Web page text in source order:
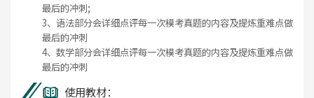
最后的冲刺;
3、语法部分会详细点评每一次模考真题的内容及提炼重难点做
最后的冲刺
4、数学部分会详细点评每一次模考真题的内容及提炼重难点做
最后的冲刺
使用教材：